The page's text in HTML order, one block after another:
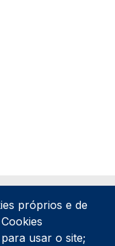
próprios e de
usar o site;